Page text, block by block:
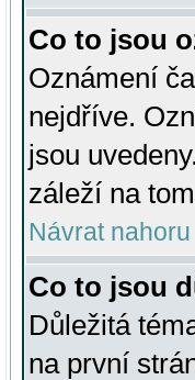
Co to jsou
Oznámení
nejdříve.
jsou
záleží na
Návrat nahoru
Co to jsou
Důležitá
na první